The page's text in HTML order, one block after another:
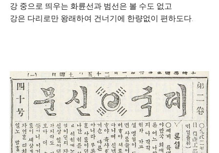
강 중으로 띄우는 화륜선과 범선은 볼 수도 없고
강은 다리로만 왕래하여 건너기에 한량없이 편하도다.